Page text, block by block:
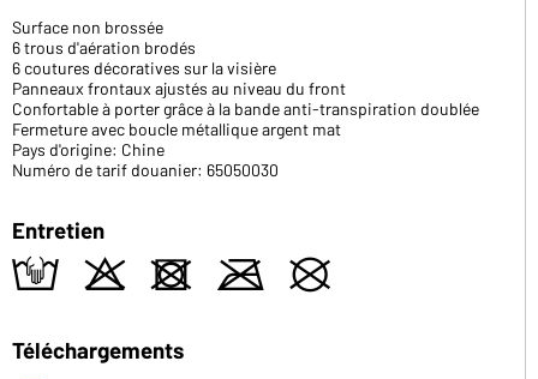
Surface non brossée
6 trous d'aération brodés
6 coutures décoratives sur la visière
Panneaux frontaux ajustés au niveau du front
Confortable à porter grâce à la bande anti-transpiration doublée
Fermeture avec boucle métallique argent mat
Pays d'origine: Chine
Numéro de tarif douanier: 65050030
Entretien
t o d m U
Téléchargements